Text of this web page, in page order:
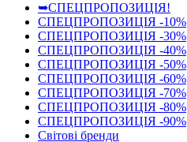
➥СПЕЦПРОПОЗИЦІЯ!
СПЕЦПРОПОЗИЦІЯ -10%
СПЕЦПРОПОЗИЦІЯ -30%
СПЕЦПРОПОЗИЦІЯ -40%
СПЕЦПРОПОЗИЦІЯ -50%
СПЕЦПРОПОЗИЦІЯ -60%
СПЕЦПРОПОЗИЦІЯ -70%
СПЕЦПРОПОЗИЦІЯ -80%
СПЕЦПРОПОЗИЦІЯ -90%
Світові бренди